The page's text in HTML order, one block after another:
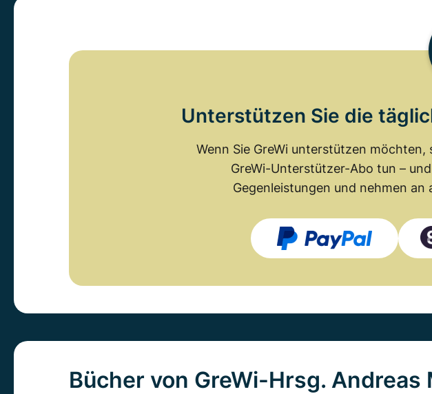
Unterstützen Sie die
Wenn Sie GreWi unterstützen
GreWi-Unterstützer-Abo tun –
Gegenleistungen und nehmen
Bücher von GreWi-Hrsg. Andreas